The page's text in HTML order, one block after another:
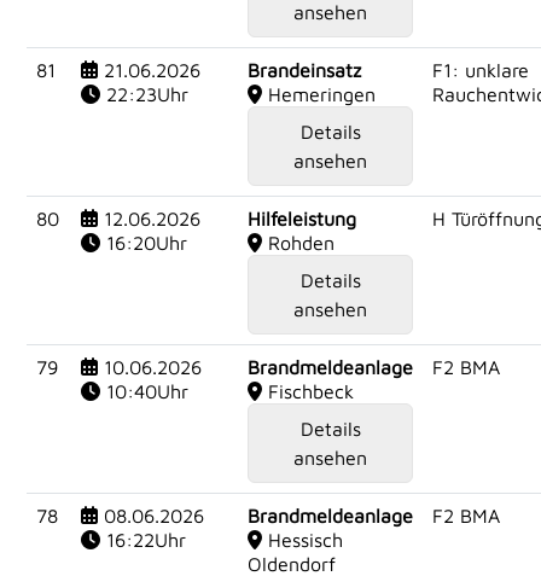
ansehen
81
21.06.2026
22:23Uhr
Brandeinsatz
Hemeringen
Details
ansehen
F1: unklare
80
12.06.2026
16:20Uhr
Hilfeleistung
Rohden
Details
ansehen
H
79
10.06.2026
10:40Uhr
Brandmeldeanlage
Fischbeck
Details
ansehen
F2 BMA
78
08.06.2026
16:22Uhr
Brandmeldeanlage
Hessisch
Oldendorf
F2 BMA